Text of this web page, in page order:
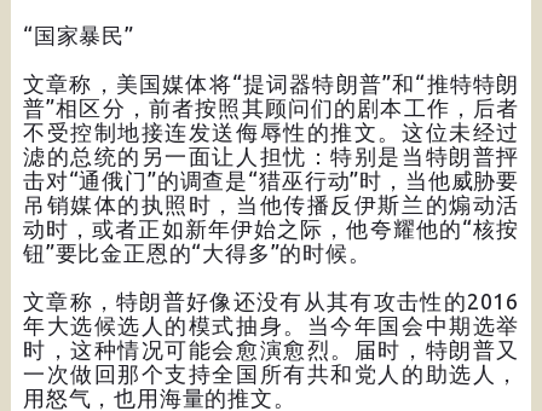
“国家暴民”
文章称，美国媒体将“提词器特朗普”和“推特特朗
普”相区分，前者按照其顾问们的剧本工作，后者
不受控制地接连发送侮辱性的推文。这位未经过
滤的总统的另一面让人担忧：特别是当特朗普抨
击对“通俄门”的调查是“猎巫行动”时，当他威胁要
吊销媒体的执照时，当他传播反伊斯兰的煽动活
动时，或者正如新年伊始之际，他夸耀他的“核按
钮”要比金正恩的“大得多”的时候。
文章称，特朗普好像还没有从其有攻击性的2016
年大选候选人的模式抽身。当今年国会中期选举
时，这种情况可能会愈演愈烈。届时，特朗普又
一次做回那个支持全国所有共和党人的助选人，
用怒气，也用海量的推文。